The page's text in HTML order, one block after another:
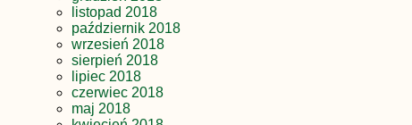
listopad 2018
październik 2018
wrzesień 2018
sierpień 2018
lipiec 2018
czerwiec 2018
maj 2018